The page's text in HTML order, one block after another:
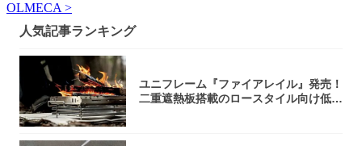
OLMECA >
人気記事ランキング
ユニフレーム『ファイアレイル』発売！
二重遮熱板搭載のロースタイル向け低型